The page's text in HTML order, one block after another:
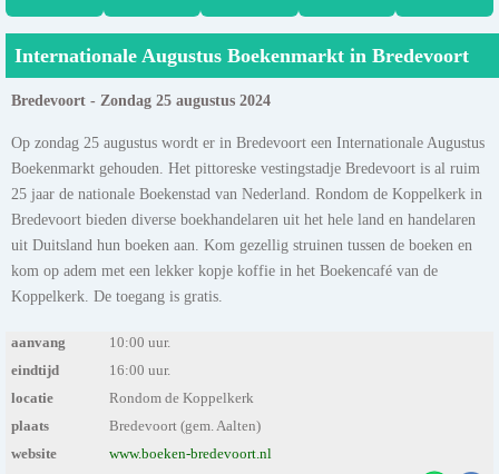
Internationale Augustus Boekenmarkt in Bredevoort
Bredevoort - Zondag 25 augustus 2024
Op zondag 25 augustus wordt er in Bredevoort een Internationale Augustus
Boekenmarkt gehouden. Het pittoreske vestingstadje Bredevoort is al ruim
25 jaar de nationale Boekenstad van Nederland. Rondom de Koppelkerk in
Bredevoort bieden diverse boekhandelaren uit het hele land en handelaren
uit Duitsland hun boeken aan. Kom gezellig struinen tussen de boeken en
kom op adem met een lekker kopje koffie in het Boekencafé van de
Koppelkerk. De toegang is gratis.
aanvang
10:00 uur.
eindtijd
16:00 uur.
locatie
Rondom de Koppelkerk
plaats
Bredevoort (gem. Aalten)
website
www.boeken-bredevoort.nl